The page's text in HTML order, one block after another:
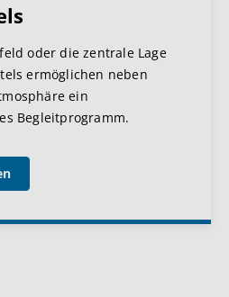
oder die zentrale Lage
ermöglichen neben
ein
Begleitprogramm.